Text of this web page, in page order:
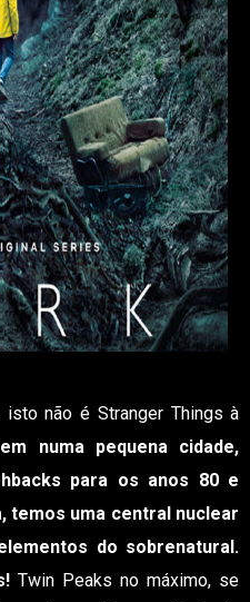
não é Stranger Things à
numa pequena cidade,
para os anos 80 e
temos uma central nuclear
do sobrenatural.
Twin Peaks no máximo, se